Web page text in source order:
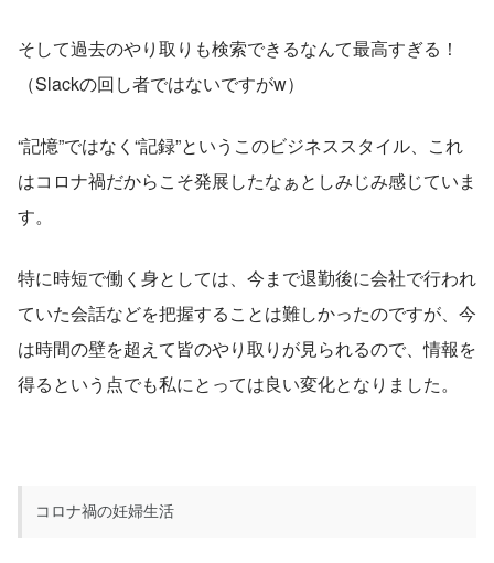
そして過去のやり取りも検索できるなんて最高すぎる！
（Slackの回し者ではないですがw）
“記憶”ではなく“記録”というこのビジネススタイル、これ
はコロナ禍だからこそ発展したなぁとしみじみ感じていま
す。
特に時短で働く身としては、今まで退勤後に会社で行われ
ていた会話などを把握することは難しかったのですが、今
は時間の壁を超えて皆のやり取りが見られるので、情報を
得るという点でも私にとっては良い変化となりました。
コロナ禍の妊婦生活